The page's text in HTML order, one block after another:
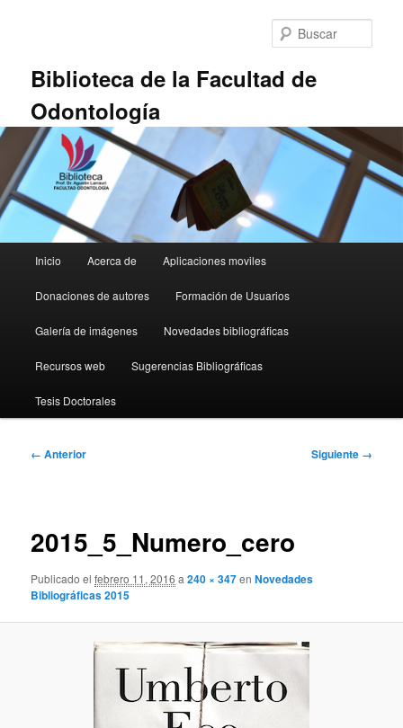
Biblioteca de la Facultad de
Odontología
principal
Inicio Acerca de Aplicaciones moviles
Donaciones de autores Formación de Usuarios
Galería de imágenes Novedades bibliográficas
Recursos web Sugerencias Bibliográficas
Tesis Doctorales
Navegador
← Anterior Siguiente →
2015_5_Numero_cero
Publicado el febrero 11, 2016 a240 × 347enNovedades
Bibliográficas 2015